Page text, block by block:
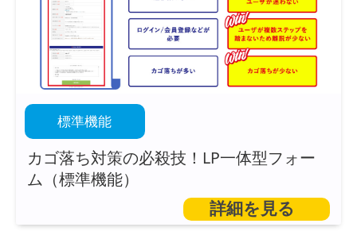
標準機能
カゴ落ち対策の必殺技！LP一体型フォー
ム（標準機能）
詳細を見る